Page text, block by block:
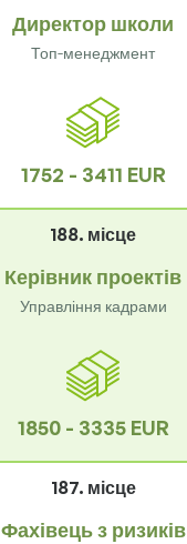
Директор школи
Топ-менеджмент
1752 - 3411 EUR
188. місце
Керівник проектів
Управління кадрами
1850 - 3335 EUR
187. місце
Фахівець з ризиків